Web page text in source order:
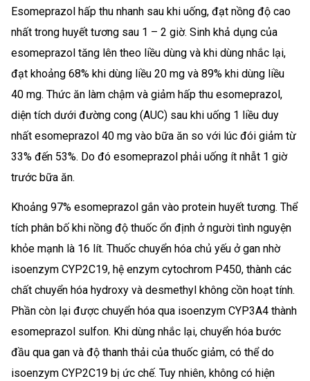
Esomeprazol hấp thu nhanh sau khi uống, đạt nồng độ cao
nhất trong huyết tương sau 1 – 2 giờ. Sinh khả dụng của
esomeprazol tăng lên theo liều dùng và khi dùng nhắc lại,
đạt khoảng 68% khi dùng liều 20 mg và 89% khi dùng liều
40 mg. Thức ăn làm chậm và giảm hấp thu esomeprazol,
diện tích dưới đường cong (AUC) sau khi uống 1 liều duy
nhất esomeprazol 40 mg vào bữa ăn so với lúc đói giảm từ
33% đến 53%. Do đó esomeprazol phải uống ít nhẫt 1 giờ
trước bữa ăn.
Khoảng 97% esomeprazol gắn vào protein huyết tương. Thể
tích phân bố khi nồng độ thuốc ổn định ở người tình nguyện
khỏe mạnh là 16 lít. Thuốc chuyển hóa chủ yếu ở gan nhờ
isoenzym CYP2C19, hệ enzym cytochrom P450, thành các
chất chuyển hóa hydroxy và desmethyl không cồn hoạt tính.
Phần còn lại được chuyển hóa qua isoenzym CYP3A4 thành
esomeprazol sulfon. Khi dùng nhắc lại, chuyển hóa bước
đầu qua gan và độ thanh thải của thuốc giảm, có thể do
isoenzym CYP2C19 bị ức chế. Tuy nhiên, không có hiện